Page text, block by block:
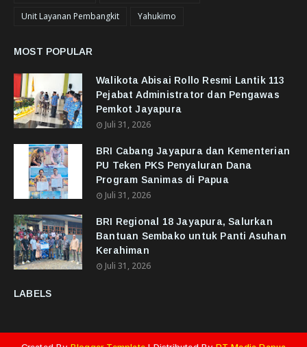
Unit Layanan Pembangkit
Yahukimo
MOST POPULAR
Walikota Abisai Rollo Resmi Lantik 113
Pejabat Administrator dan Pengawas
Pemkot Jayapura
Juli 31, 2026
BRI Cabang Jayapura dan Kementerian
PU Teken PKS Penyaluran Dana
Program Sanimas di Papua
Juli 31, 2026
BRI Regional 18 Jayapura, Salurkan
Bantuan Sembako untuk Panti Asuhan
Kerahiman
Juli 31, 2026
LABELS